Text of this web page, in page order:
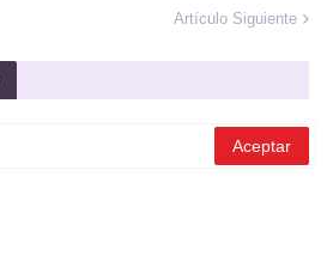
Artículo Siguiente